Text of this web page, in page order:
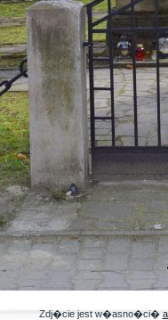
Zdj�cie jest w�asno�ci�